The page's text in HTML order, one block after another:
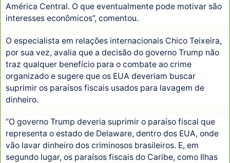
América Central. O que eventualmente pode motivar são
interesses econômicos”, comentou.
O especialista em relações internacionais Chico Teixeira,
por sua vez, avalia que a decisão do governo Trump não
traz qualquer benefício para o combate ao crime
organizado e sugere que os EUA deveriam buscar
suprimir os paraísos fiscais usados para lavagem de
dinheiro.
“O governo Trump deveria suprimir o paraíso fiscal que
representa o estado de Delaware, dentro dos EUA, onde
vão lavar dinheiro dos criminosos brasileiros. E, em
segundo lugar, os paraísos fiscais do Caribe, como Ilhas